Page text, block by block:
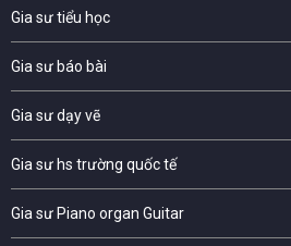
Gia sư tiểu học
Gia sư báo bài
Gia sư dạy vẽ
Gia sư hs trường quốc tế
Gia sư Piano organ Guitar